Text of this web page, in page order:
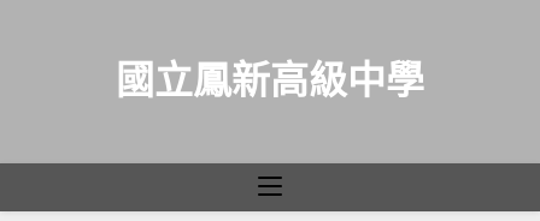
國立鳳新高級中學